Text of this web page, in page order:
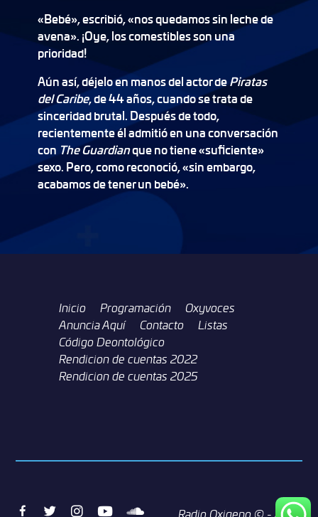
«Bebé», escribió, «nos quedamos sin leche de
avena». ¡Oye, los comestibles son una
prioridad!
Aún así, déjelo en manos del actor dePiratas
del Caribe, de 44 años, cuando se trata de
sinceridad brutal. Después de todo,
recientemente él admitió en una conversación
con The Guardianque no tiene «suficiente»
sexo. Pero, como reconoció, «sin embargo,
acabamos de tener un bebé».
Inicio Programación
Oxyvoces
Anuncia Aquí
Contacto
Listas
Código Deontológico
Rendicion de cuentas 2022
Rendicion de cuentas 2025
Facebook
TwitterInstagram
YoutubeSoundcloud